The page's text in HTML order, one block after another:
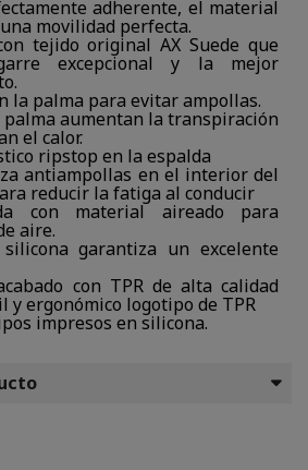
adherente, el material
movilidad perfecta.
tejido original AX Suede que
excepcional y la mejor
la palma para evitar ampollas.
palma aumentan la transpiración
el calor.
ripstop en la espalda
antiampollas en el interior del
reducir la fatiga al conducir
con material aireado para
aire.
garantiza un excelente
con TPR de alta calidad
y ergonómico logotipo de TPR
impresos en silicona.